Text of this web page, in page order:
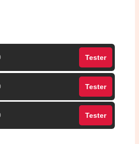
Tester
Tester
Tester